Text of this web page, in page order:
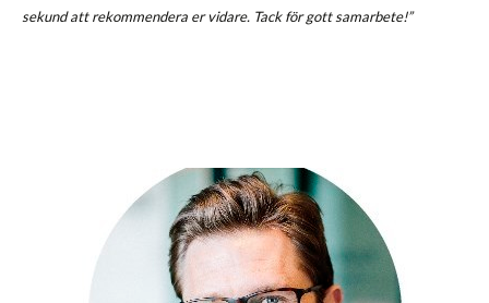
sekund att rekommendera er vidare. Tack för gott samarbete!”